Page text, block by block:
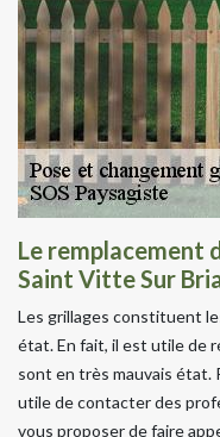
Le remplacement
Saint Vitte Sur
Les grillages constituent
état. En fait, il est utile de
sont en très mauvais
utile de contacter des
vous proposer de faire